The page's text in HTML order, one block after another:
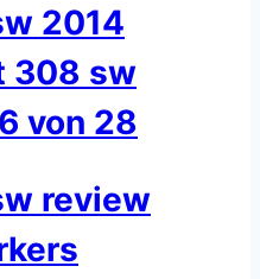
2014
308 sw
von 28
review